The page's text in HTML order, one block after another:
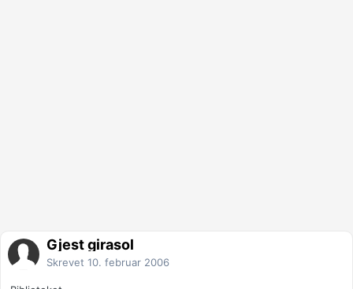
Gjest girasol
Skrevet 10. februar 2006